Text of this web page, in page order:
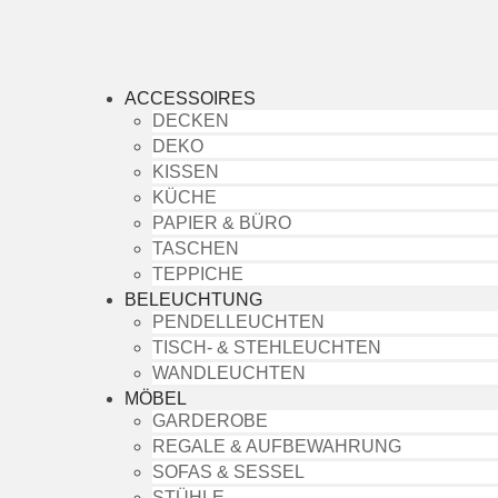
ACCESSOIRES
DECKEN
DEKO
KISSEN
KÜCHE
PAPIER & BÜRO
TASCHEN
TEPPICHE
BELEUCHTUNG
PENDELLEUCHTEN
TISCH- & STEHLEUCHTEN
WANDLEUCHTEN
MÖBEL
GARDEROBE
REGALE & AUFBEWAHRUNG
SOFAS & SESSEL